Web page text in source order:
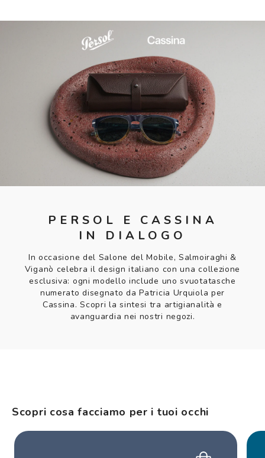
PERSOL E CASSINA
IN DIALOGO
In occasione del Salone del Mobile, Salmoiraghi &
Viganò celebra il design italiano con una collezione
esclusiva: ogni modello include uno svuotatasche
numerato disegnato da Patricia Urquiola per
Cassina. Scopri la sintesi tra artigianalità e
avanguardia nei nostri negozi.
Scopri cosa facciamo per i tuoi occhi